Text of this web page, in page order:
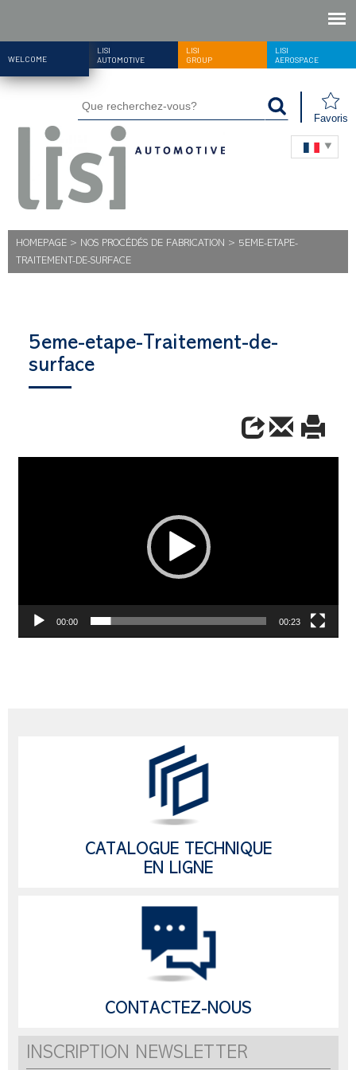
WELCOME
LISI
AUTOMOTIVE
LISI
GROUP
LISI
AEROSPACE
Favoris
HOMEPAGE > NOS PROCÉDÉS DE FABRICATION > 5EME-ETAPE-
TRAITEMENT-DE-SURFACE
5eme-etape-Traitement-de-
surface
00:00 00:23
CATALOGUE TECHNIQUE
EN LIGNE
CONTACTEZ-NOUS
INSCRIPTION NEWSLETTER